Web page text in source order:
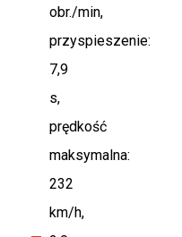
obr./min,
przyspieszenie:
7,9
s,
prędkość
maksymalna:
232
km/h,